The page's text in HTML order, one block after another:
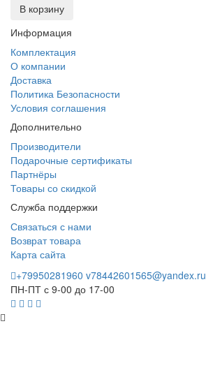
В корзину
Информация
Комплектация
О компании
Доставка
Политика Безопасности
Условия соглашения
Дополнительно
Производители
Подарочные сертификаты
Партнёры
Товары со скидкой
Служба поддержки
Связаться с нами
Возврат товара
Карта сайта
+79950281960 v78442601565@yandex.ru
ПН-ПТ с 9-00 до 17-00